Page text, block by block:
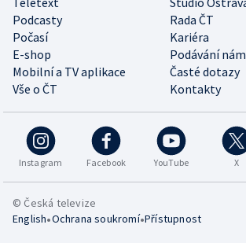
Podcasty
Rada ČT
Počasí
Kariéra
E-shop
Podávání
Mobilní a TV aplikace
Časté dotazy
Vše o ČT
Kontakty
Instagram Facebook YouTube X
© Česká televize
English•Ochrana soukromí•Přístupnost